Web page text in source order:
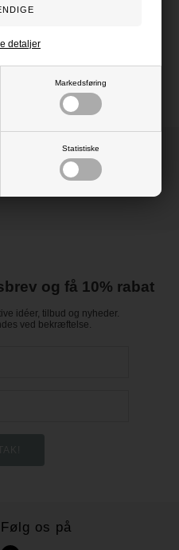
Markedsføring
Statistiske
detaljer
og få 10% rabat
idéer, tilbud og nyheder.
ved bekræftelse.
Følg os på